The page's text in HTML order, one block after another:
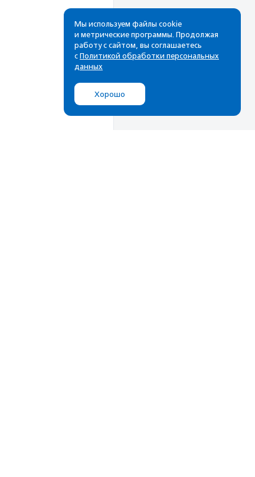
Рассылка
Cамые свежие новости,
почтовом ящике
Мы используем файлы cookie
и метрические программы. Продолжая
работу с сайтом, вы соглашаетесь
с Политикой обработки персональных
данных
Хорошо